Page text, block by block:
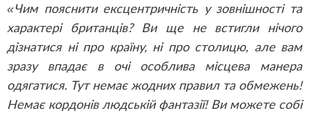
«Чим пояснити ексцентричність у зовнішності та
характері британців? Ви ще не встигли нічого
дізнатися ні про країну, ні про столицю, але вам
зразу впадає в очі особлива місцева манера
одягатися. Тут немає жодних правил та обмежень!
Немає кордонів людській фантазії! Ви можете собі